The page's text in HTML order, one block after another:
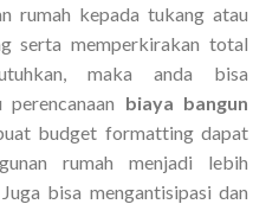
rumah kepada tukang atau
serta memperkirakan total
maka anda bisa
biaya bangun
budget formatting dapat
rumah menjadi lebih
bisa mengantisipasi dan